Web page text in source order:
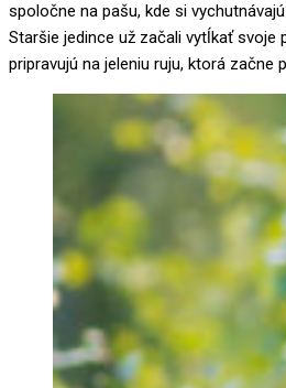
spoločne na pašu, kde si
Staršie jedince už začali vytĺkať svoje
pripravujú na jeleniu ruju, ktorá začne